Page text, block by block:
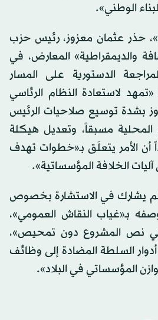
الوطني».
حذر عثمان معزوز، رئيس حزب
والديمقراطية» المعارض، في
الدستورية على المسار
«تمهد لاستعادة النظام الرئاسي
بشدة توسيع صلاحيات الرئيس
مسبقاً، وتعديل هيكلة
أن الأمر يتعلَق بـ«خطوات تهدف
الخلافة المؤسساتية».
لم يشارك في الاستشارة بخصوص
بـ«غياب النقاش العمومي»،
نص المشروع دون تمحيص»،
السلطة المضادة إلى وظائف
المؤسساتي في البلاد».